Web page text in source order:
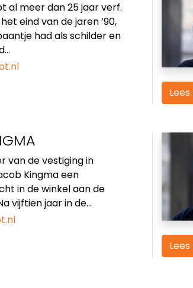
al meer dan 25 jaar verf.
eind van de jaren ’90,
had als schilder en
van de vestiging in
Kingma een
in de winkel aan de
vijftien jaar in de...